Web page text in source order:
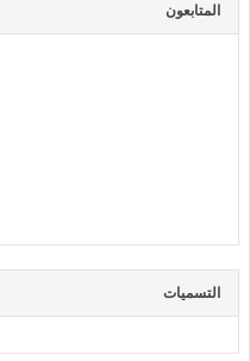
المتابعون
التسميات